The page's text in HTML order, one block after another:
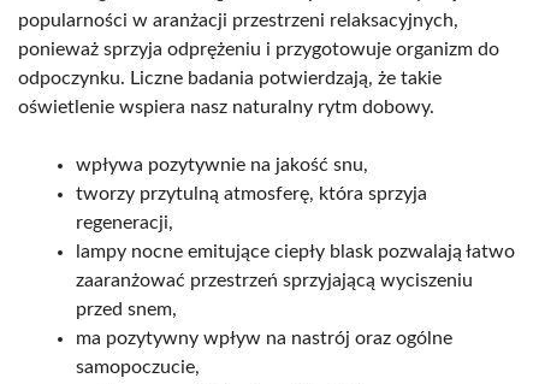
popularności w aranżacji przestrzeni relaksacyjnych,
ponieważ sprzyja odprężeniu i przygotowuje organizm do
odpoczynku. Liczne badania potwierdzają, że takie
oświetlenie wspiera nasz naturalny rytm dobowy.
wpływa pozytywnie na jakość snu,
tworzy przytulną atmosferę, która sprzyja
regeneracji,
lampy nocne emitujące ciepły blask pozwalają łatwo
zaaranżować przestrzeń sprzyjającą wyciszeniu
przed snem,
ma pozytywny wpływ na nastrój oraz ogólne
samopoczucie,